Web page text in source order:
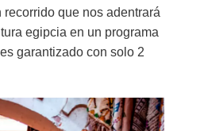
recorrido que nos adentrará
egipcia en un programa
garantizado con solo 2